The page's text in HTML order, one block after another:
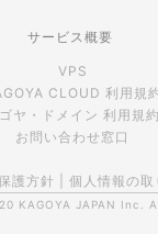
サービス概要
VPS
CLOUD 利用規
ヤ・ドメイン 利用規約
お問い合わせ窓口
護方針 個人情報の
KAGOYA JAPAN Inc.